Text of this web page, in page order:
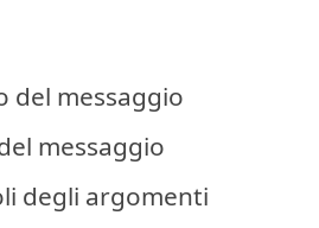
del messaggio
messaggio
degli argomenti